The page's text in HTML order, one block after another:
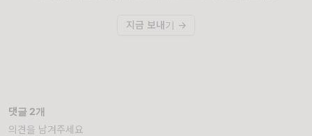
지금 보내기 →
댓글 2개
의견을 남겨주세요